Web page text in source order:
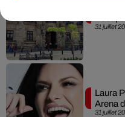
31 juillet
31 juillet
Laura
Arena